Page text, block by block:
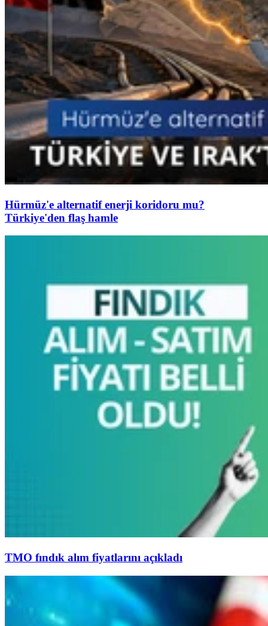
Hürmüz'e alternatif enerji koridoru mu?
Türkiye'den flaş hamle
TMO fındık alım fiyatlarını açıkladı